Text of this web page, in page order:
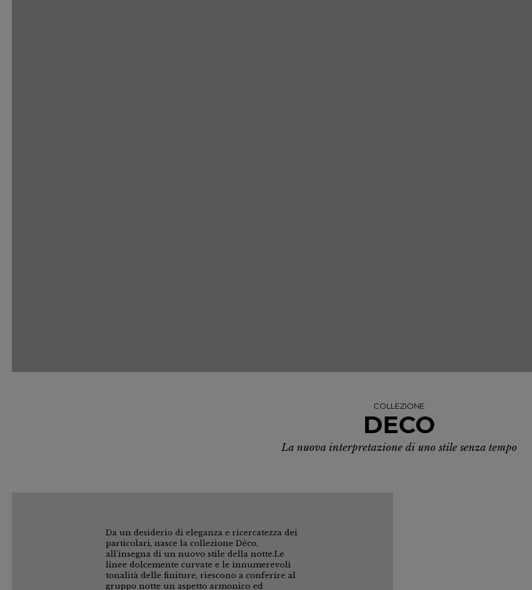
COLLEZIONE
DECO
La nuova interpretazione di uno stile senza tempo
Da un desiderio di eleganza e ricercatezza dei
particolari, nasce la collezione Dèco,
all’insegna di un nuovo stile della notte.Le
linee dolcemente curvate e le innumerevoli
tonalità delle finiture, riescono a conferire al
gruppo notte un aspetto armonico ed